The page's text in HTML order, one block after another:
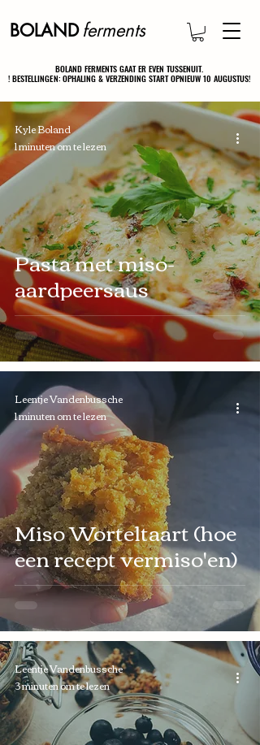
BOLAND ferments
BOLAND FERMENTS GAAT ER EVEN TUSSENUIT.
! BESTELLINGEN: OPHALING & VERZENDING START OPNIEUW 10 AUGUSTUS!
BOLAND FERMENTS GAAT ER EVEN TUSSENUIT.
! BESTELLINGEN: OPHALING & VERZENDING START OPNIEUW 10 AUGUSTUS!
Pasta met miso-
aardpeersaus
Kyle Boland
1 minuten om te lezen
Miso Worteltaart (hoe
een recept vermiso'en)
Leentje Vandenbussche
1 minuten om te lezen
Leentje Vandenbussche
3 minuten om te lezen